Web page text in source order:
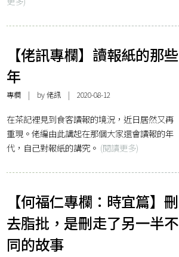
【佬訊專欄】讀報紙的那些
年
專欄 | by佬訊 | 2020-08-12
在茶記裡見到食客讀報的境況，近日居然又再
重現。佬編由此講起在那個大家還會讀報的年
代，自己對報紙的講究。 (閱讀更多)
【何福仁專欄：時宜篇】刪
去脂批，是刪走了另一半不
同的故事